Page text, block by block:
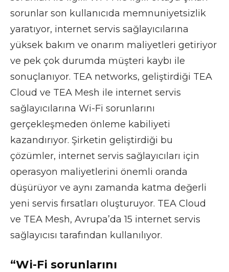
sorunlar son kullanıcıda memnuniyetsizlik
yaratıyor, internet servis sağlayıcılarına
yüksek bakım ve onarım maliyetleri getiriyor
ve pek çok durumda müşteri kaybı ile
sonuçlanıyor. TEA networks, geliştirdiği TEA
Cloud ve TEA Mesh ile internet servis
sağlayıcılarına Wi-Fi sorunlarını
gerçekleşmeden önleme kabiliyeti
kazandırıyor. Şirketin geliştirdiği bu
çözümler, internet servis sağlayıcıları için
operasyon maliyetlerini önemli oranda
düşürüyor ve aynı zamanda katma değerli
yeni servis fırsatları oluşturuyor. TEA Cloud
ve TEA Mesh, Avrupa’da 15 internet servis
sağlayıcısı tarafından kullanılıyor.
“Wi-Fi sorunlarını